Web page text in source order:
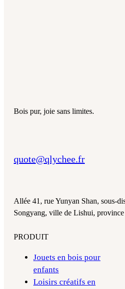
Bois pur, joie sans limites.
quote@qlychee.fr
Allée 41, rue Yunyan Shan, sous-
Songyang, ville de Lishui,
PRODUIT
Jouets en bois pour
enfants
Loisirs créatifs en